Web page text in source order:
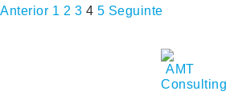
Anterior 1 2 3 4 5 Seguinte